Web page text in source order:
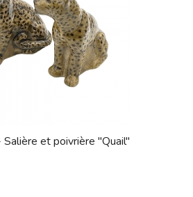
et poivrière "Quail"